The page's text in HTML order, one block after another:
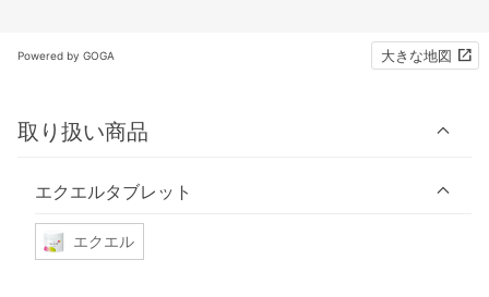
Powered by GOGA 大きな地図
取り扱い商品
エクエルタブレット
エクエル